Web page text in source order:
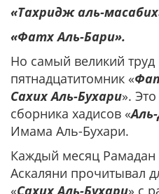
«Тахридж аль-
«Фатх Аль-Бари».
Но самый великий
пятнадцатитомник «
Сахих Аль-Бухари».
сборника хадисов «
Имама Аль-Бухари.
Каждый месяц
Аскаляни прочитывал
«Сахих Аль-Бухари» с